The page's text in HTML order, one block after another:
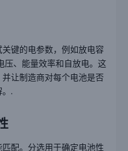
键的电参数，例如放电容
压、能量效率和自放电。这
让制造商对每个电池是否
.
配。分选用于确定电池性